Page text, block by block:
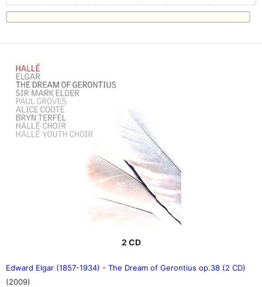
2 CD
Edward Elgar (1857-1934) - The Dream of Gerontius op.38 (2 CD)
(2009)